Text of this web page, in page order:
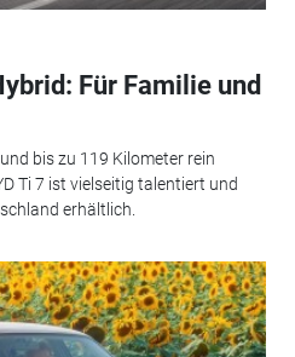
Für Familie und
bis zu 119 Kilometer rein
Ti 7 ist vielseitig talentiert und
erhältlich.